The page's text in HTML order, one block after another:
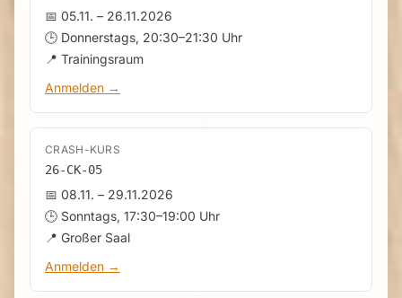
📅 05.11. – 26.11.2026
🕒 Donnerstags, 20:30–21:30 Uhr
📍 Trainingsraum
Anmelden →
CRASH-KURS
26-CK-05
📅 08.11. – 29.11.2026
🕒 Sonntags, 17:30–19:00 Uhr
📍 Großer Saal
Anmelden →